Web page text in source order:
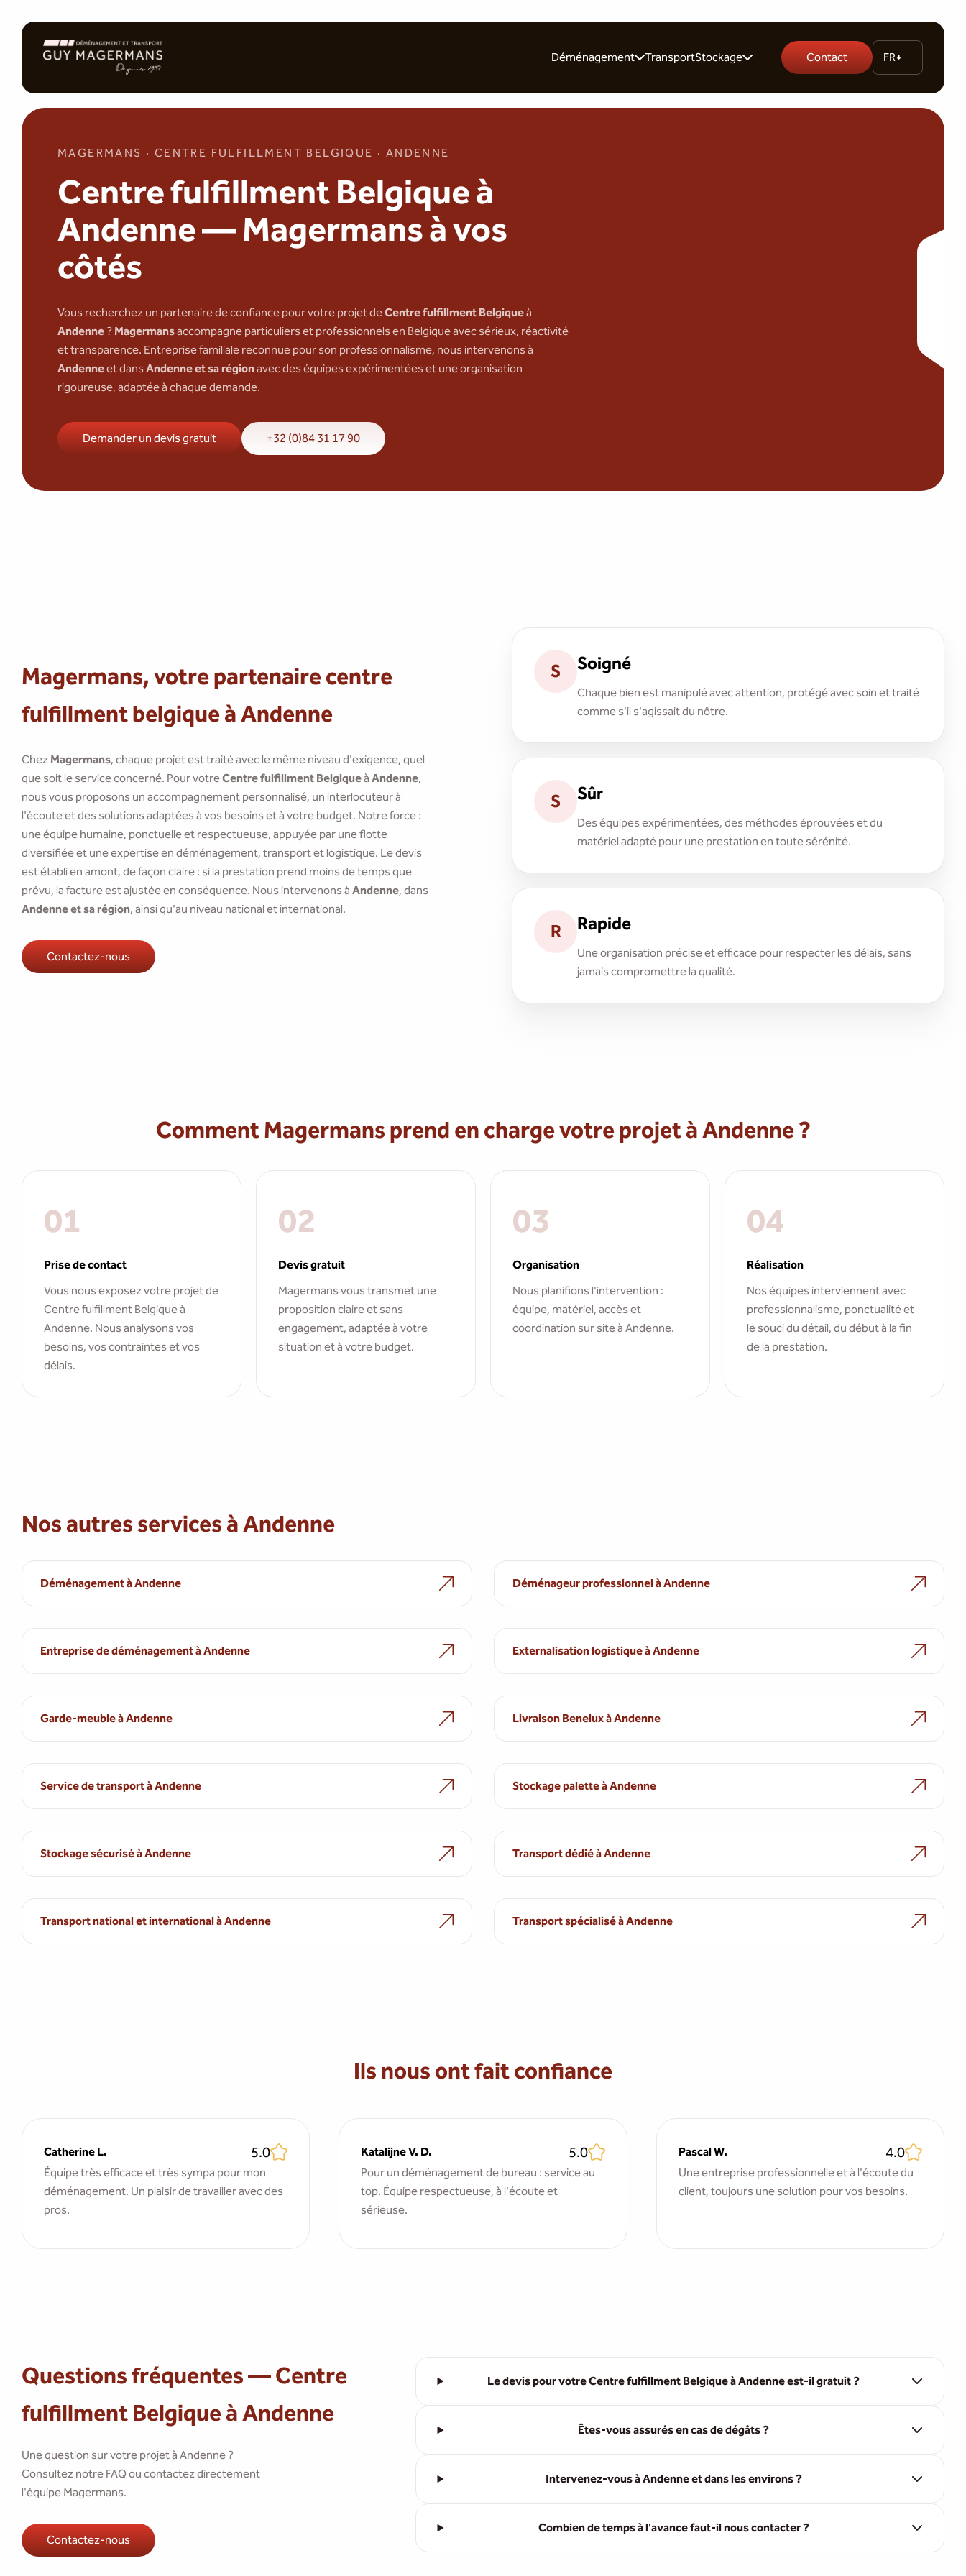
Déménagement
Pour les particuliers
TransportStockage
Garde-meuble
Contact FR
MAGERMANS · CENTRE FULFILLMENT BELGIQUE · ANDENNE
Centre fulfillment Belgique à
Andenne — Magermans à vos
côtés
Vous recherchez un partenaire de confiance pour votre projet deCentre fulfillment Belgiqueà
Andenne ? Magermansaccompagne particuliers et professionnels en Belgique avec sérieux, réactivité
et transparence. Entreprise familiale reconnue pour son professionnalisme, nous intervenons à
Andenneet dansAndenne et sa régionavec des équipes expérimentées et une organisation
rigoureuse, adaptée à chaque demande.
Demander un devis gratuit +32 (0)84 31 17 90
Magermans, votre partenaire centre
fulfillment belgique à Andenne
Chez Magermans, chaque projet est traité avec le même niveau d'exigence, quel
que soit le service concerné. Pour votreCentre fulfillment Belgiqueà Andenne,
nous vous proposons un accompagnement personnalisé, un interlocuteur à
l'écoute et des solutions adaptées à vos besoins et à votre budget. Notre force :
une équipe humaine, ponctuelle et respectueuse, appuyée par une flotte
diversifiée et une expertise en déménagement, transport et logistique. Le devis
est établi en amont, de façon claire : si la prestation prend moins de temps que
prévu, la facture est ajustée en conséquence. Nous intervenons à Andenne, dans
Andenne et sa région, ainsi qu'au niveau national et international.
Contactez-nous
S Soigné
Chaque bien est manipulé avec attention, protégé avec soin et traité
comme s'il s'agissait du nôtre.
S Sûr
Des équipes expérimentées, des méthodes éprouvées et du
matériel adapté pour une prestation en toute sérénité.
R Rapide
Une organisation précise et efficace pour respecter les délais, sans
jamais compromettre la qualité.
Comment Magermans prend en charge votre projet à Andenne ?
01
Prise de contact
Vous nous exposez votre projet de
Centre fulfillment Belgique à
Andenne. Nous analysons vos
besoins, vos contraintes et vos
délais.
02
Devis gratuit
Magermans vous transmet une
proposition claire et sans
engagement, adaptée à votre
situation et à votre budget.
03
Organisation
Nous planifions l'intervention :
équipe, matériel, accès et
coordination sur site à Andenne.
04
Réalisation
Nos équipes interviennent avec
professionnalisme, ponctualité et
le souci du détail, du début à la fin
de la prestation.
Nos autres services à Andenne
Déménagement à Andenne Déménageur professionnel à Andenne
Entreprise de déménagement à Andenne Externalisation logistique à Andenne
Garde-meuble à Andenne Livraison Benelux à Andenne
Service de transport à Andenne Stockage palette à Andenne
Stockage sécurisé à Andenne Transport dédié à Andenne
Transport national et international à Andenne Transport spécialisé à Andenne
Ils nous ont fait confiance
Catherine L. 5.0
Équipe très efficace et très sympa pour mon
déménagement. Un plaisir de travailler avec des
pros.
Katalijne V. D. 5.0
Pour un déménagement de bureau : service au
top. Équipe respectueuse, à l'écoute et
sérieuse.
Pascal W. 4.0
Une entreprise professionnelle et à l'écoute du
client, toujours une solution pour vos besoins.
Questions fréquentes — Centre
fulfillment Belgique à Andenne
Une question sur votre projet à Andenne ?
Consultez notre FAQ ou contactez directement
l'équipe Magermans.
Contactez-nous
Le devis pour votre Centre fulfillment Belgique à Andenne est-il gratuit ?
Êtes-vous assurés en cas de dégâts ?
Intervenez-vous à Andenne et dans les environs ?
Combien de temps à l'avance faut-il nous contacter ?